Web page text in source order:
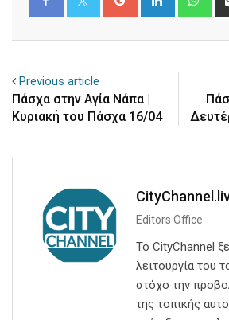
Previous article
Πάσχα στην Αγία Νάπα |
Κυριακή του Πάσχα 16/04
Editors Office
Το CityChannel
λειτουργία του
στόχο την
της τοπικής